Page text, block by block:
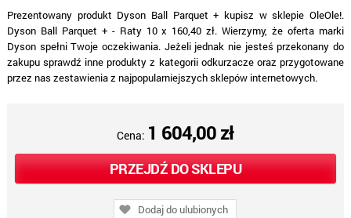
Prezentowany produkt Dyson Ball Parquet + kupisz w sklepie OleOle!.
Dyson Ball Parquet + - Raty 10 x 160,40 zł. Wierzymy, że oferta marki
Dyson spełni Twoje oczekiwania. Jeżeli jednak nie jesteś przekonany do
zakupu sprawdź inne produkty z kategorii odkurzacze oraz przygotowane
przez nas zestawienia z najpopularniejszych sklepów internetowych.
Cena: 1 604,00 zł
PRZEJDŹ DO SKLEPU
Dodaj do ulubionych